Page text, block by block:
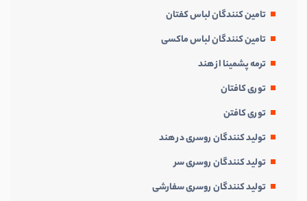
تامین کنندگان لباس کفتان
تامین کنندگان لباس ماکسی
ترمه پشمینا از هند
توری کافتان
توری کافتن
تولید کنندگان روسری در هند
تولید کنندگان روسری سر
تولید کنندگان روسری سفارشی